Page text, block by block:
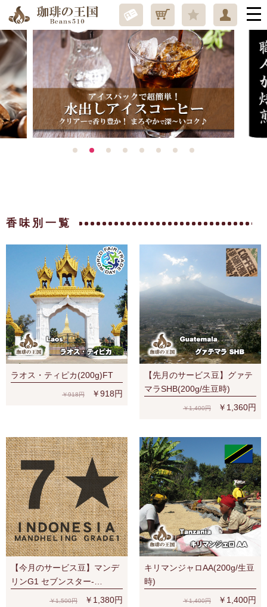
香味別一覧
ラオス・ティピカ(200g)FT
￥918円 ￥918円
【先月のサービス豆】グァテ
マラSHB(200g/生豆時)
￥1,400円 ￥1,360円
【今月のサービス豆】マンデ
リンG1 セブンスター-
SevenStars (200g/生豆時) RA
￥1,500円 ￥1,380円
キリマンジャロAA(200g/生豆
時)
￥1,400円 ￥1,400円